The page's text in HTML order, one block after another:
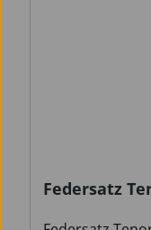
Federsatz